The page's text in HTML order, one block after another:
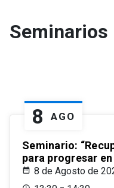
Seminarios
8 AGO
Seminario:
para progresar
8 de Agosto de